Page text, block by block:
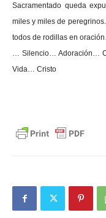
Sacramentado queda
miles y miles de
todos de rodillas en
… Silencio… Adoración…
Vida… Cristo